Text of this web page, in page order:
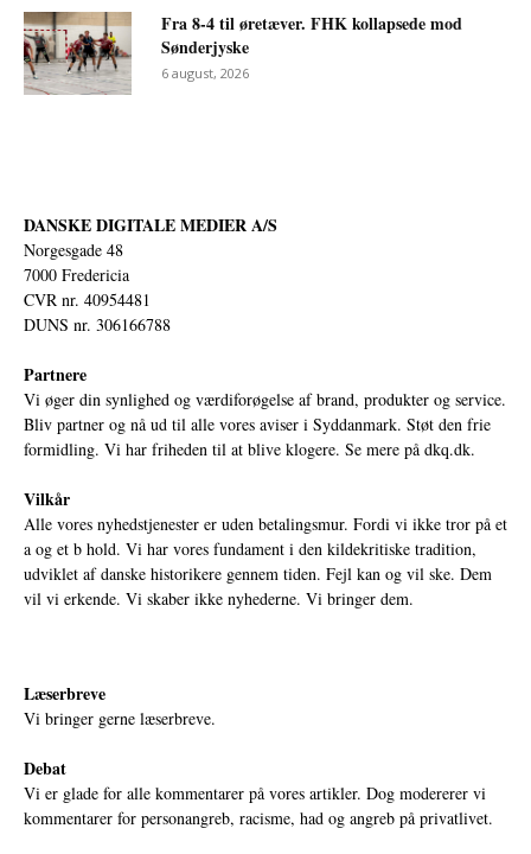
Fra 8-4 til øretæver. FHK kollapsede mod
Sønderjyske
6 august, 2026
DANSKE DIGITALE MEDIER A/S
Norgesgade 48
7000 Fredericia
CVR nr. 40954481
DUNS nr. 306166788
Partnere
Vi øger din synlighed og værdiforøgelse af brand, produkter og service.
Bliv partner og nå ud til alle vores aviser i Syddanmark. Støt den frie
formidling. Vi har friheden til at blive klogere. Se mere på dkq.dk.
Vilkår
Alle vores nyhedstjenester er uden betalingsmur. Fordi vi ikke tror på et
a og et b hold. Vi har vores fundament i den kildekritiske tradition,
udviklet af danske historikere gennem tiden. Fejl kan og vil ske. Dem
vil vi erkende. Vi skaber ikke nyhederne. Vi bringer dem.
Læserbreve
Vi bringer gerne læserbreve.
Debat
Vi er glade for alle kommentarer på vores artikler. Dog modererer vi
kommentarer for personangreb, racisme, had og angreb på privatlivet.